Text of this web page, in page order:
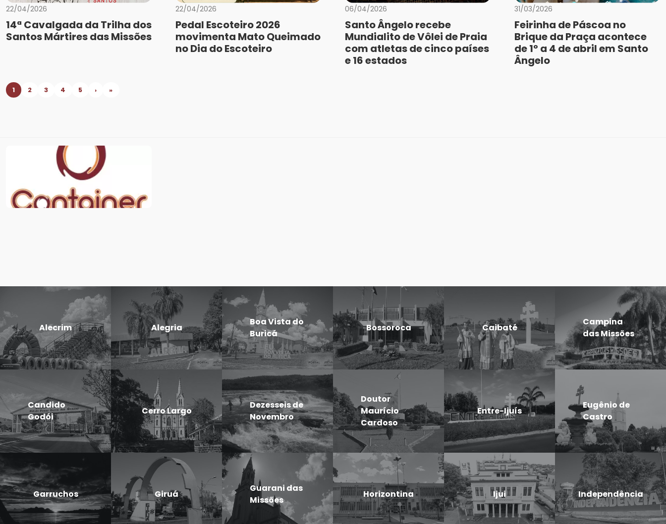
22/04/2026
14ª Cavalgada da Trilha dos
Santos Mártires das Missões
22/04/2026
Pedal Escoteiro 2026
movimenta Mato Queimado
no Dia do Escoteiro
06/04/2026
Santo Ângelo recebe
Mundialito de Vôlei de Praia
com atletas de cinco países
e 16 estados
31/03/2026
Feirinha de Páscoa no
Brique da Praça acontece
de 1º a 4 de abril em Santo
Ângelo
1 2 3 4 5 › »
Alecrim Alegria
Boa Vista do
Buricá
Bossoroca Caibaté
Campina
das Missões
Candido
Godói
Cerro Largo
Dezesseis de
Novembro
Doutor
Maurício
Cardoso
Entre-Ijuís
Eugênio de
Castro
Garruchos Giruá
Guarani das
Missões
Horizontina Ijui Independência